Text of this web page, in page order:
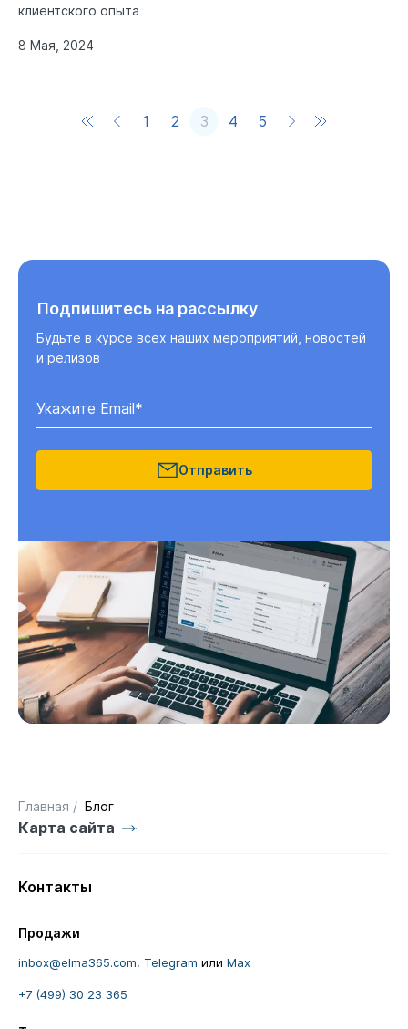
клиентского опыта
8 Мая, 2024
1 2 3 4 5
Подпишитесь на рассылку
Будьте в курсе всех наших мероприятий, новостей
и релизов
Отправить
Главная / Блог
Карта сайта
Контакты
Продажи
inbox@elma365.com, Telegram или Max
+7 (499) 30 23 365